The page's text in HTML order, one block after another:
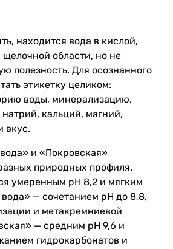
находится вода в кислой,
области, но не
полезность. Для осознанного
этикетку целиком:
воды, минерализацию,
кальций, магний,
вкус.
и «Покровская»
природных профиля.
умеренным pH 8,2 и мягким
— сочетанием pH до 8,8,
и метакремниевой
— средним pH 9,6 и
гидрокарбонатов и